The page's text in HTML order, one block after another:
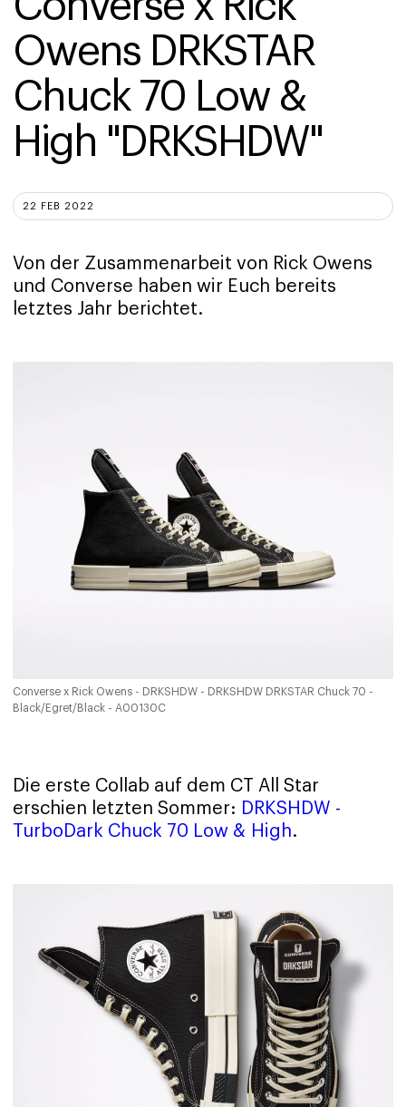
Owens DRKSTAR
Chuck 70 Low &
High "DRKSHDW"
22 FEB 2022
Von der Zusammenarbeit von Rick Owens
und Converse haben wir Euch bereits
letztes Jahr berichtet.
Converse x Rick Owens - DRKSHDW - DRKSHDW DRKSTAR Chuck 70 -
Black/Egret/Black - A00130C
Die erste Collab auf dem CT All Star
erschien letzten Sommer: DRKSHDW -
TurboDark Chuck 70 Low & High.